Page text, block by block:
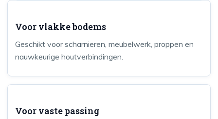
Voor vlakke bodems
Geschikt voor scharnieren, meubelwerk, proppen en
nauwkeurige houtverbindingen.
Voor vaste passing